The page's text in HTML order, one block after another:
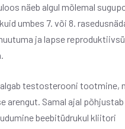
näeb algul mõlemal
umbes 7. või 8.
ja lapse
testosterooni tootmine,
arengut. Samal ajal põhjustab
beebitüdrukul kliitori